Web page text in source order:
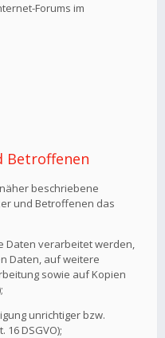
Forums im
Betroffenen
beschriebene
und Betroffenen das
Daten verarbeitet werden,
Daten, auf weitere
sowie auf Kopien
unrichtiger bzw.
DSGVO);